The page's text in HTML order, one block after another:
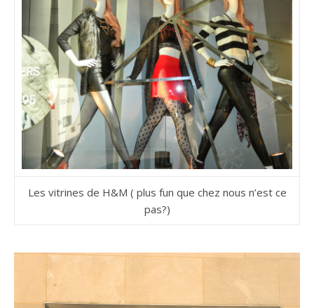
Les vitrines de H&M ( plus fun que chez nous n’est ce
pas?)